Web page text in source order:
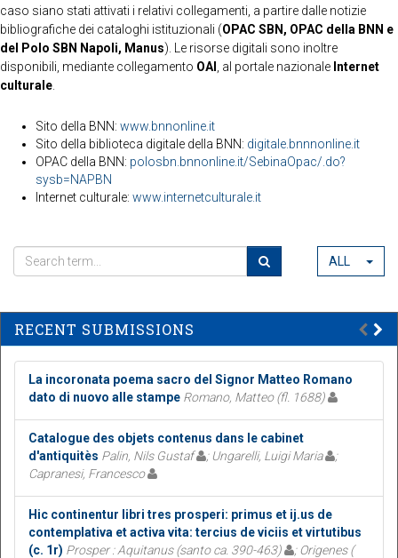
caso siano stati attivati i relativi collegamenti, a partire dalle notizie
bibliografiche dei cataloghi istituzionali (OPAC SBN, OPAC della BNN e
del Polo SBN Napoli, Manus). Le risorse digitali sono inoltre
disponibili, mediante collegamento OAI , al portale nazionale Internet
culturale
Sito della BNN: www.bnnonline.it
Sito della biblioteca digitale della BNN: digitale.bnnnonline.it
OPAC della BNN: polosbn.bnnonline.it/SebinaOpac/.do?
sysb=NAPBN
Internet culturale: www.internetculturale.it
ALL
RECENT SUBMISSIONS
La incoronata poema sacro del Signor Matteo Romano
dato di nuovo alle stampe Romano, Matteo (fl. 1688)
Catalogue des objets contenus dans le cabinet
d'antiquitès Palin, Nils Gustaf ; Ungarelli, Luigi Maria
;
Capranesi, Francesco
Hic continentur libri tres prosperi: primus et ij.us de
contemplativa et activa vita: tercius de viciis et virtutibus
(c. 1r) Prosper : Aquitanus (santo ca. 390-463)
; Origenes (